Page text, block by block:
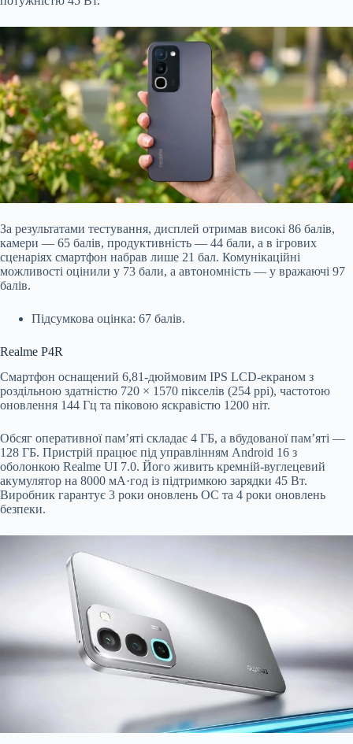
За результатами тестування, дисплей отримав високі 86 балів,
камери — 65 балів, продуктивність — 44 бали, а в ігрових
сценаріях смартфон набрав лише 21 бал. Комунікаційні
можливості оцінили у 73 бали, а автономність — у вражаючі 97
балів.
Підсумкова оцінка: 67 балів.
Realme P4R
Смартфон оснащений 6,81-дюймовим IPS LCD-екраном з
роздільною здатністю 720 × 1570 пікселів (254 ppi), частотою
оновлення 144 Гц та піковою яскравістю 1200 ніт.
Обсяг оперативної пам’яті складає 4 ГБ, а вбудованої пам’яті —
128 ГБ. Пристрій працює під управлінням Android 16 з
оболонкою Realme UI 7.0. Його живить кремній-вуглецевий
акумулятор на 8000 мА·год із підтримкою зарядки 45 Вт.
Виробник гарантує 3 роки оновлень ОС та 4 роки оновлень
безпеки.